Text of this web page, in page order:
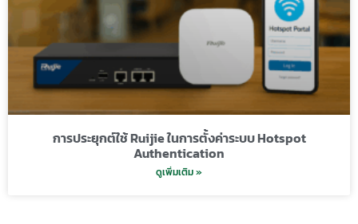
การประยุกต์ใช้ Ruijie ในการตั้งค่าระบบ Hotspot
Authentication
ดูเพิ่มเติม »